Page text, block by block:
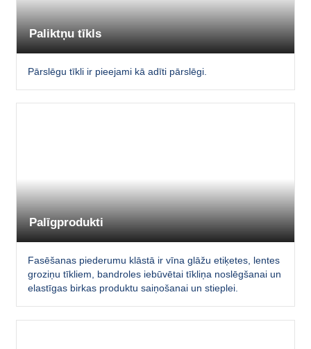
Paliktņu tīkls
Pārslēgu tīkli ir pieejami kā adīti pārslēgi.
Palīgprodukti
Fasēšanas piederumu klāstā ir vīna glāžu etiķetes, lentes
groziņu tīkliem, bandroles iebūvētai tīkliņa noslēgšanai un
elastīgas birkas produktu saiņošanai un stieplei.